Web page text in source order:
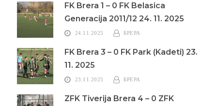
FK Brera 1 – 0 FK Belasica
Generacija 2011/12 24. 11. 2025
24.11.2025 БРЕРА
FK Brera 3 – 0 FK Park (Kadeti) 23.
11. 2025
23.11.2025 БРЕРА
ZFK Tiverija Brera 4 – 0 ZFK